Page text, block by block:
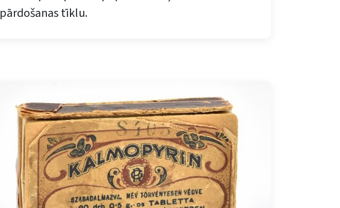
pārdošanas tīklu.